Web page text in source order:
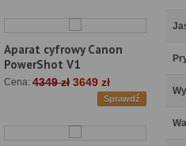
Aparat cyfrowy Canon
PowerShot V1
Cena: 4349 zł 3649 zł
Sprawdź